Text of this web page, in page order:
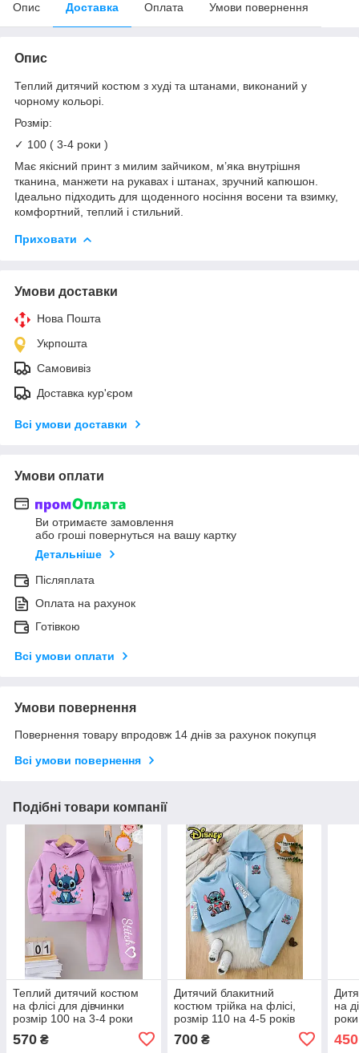
Опис Доставка Оплата Умови повернення
Опис
Теплий дитячий костюм з худі та штанами, виконаний у
чорному кольорі.
Розмір:
✓ 100 ( 3-4 роки )
Має якісний принт з милим зайчиком, м’яка внутрішня
тканина, манжети на рукавах і штанах, зручний капюшон.
Ідеально підходить для щоденного носіння восени та взимку,
комфортний, теплий і стильний.
Приховати
Умови доставки
Нова Пошта
Укрпошта
Самовивіз
Доставка кур'єром
Всі умови доставки
Умови оплати
Ви отримаєте замовлення
або гроші повернуться на вашу картку
Детальніше
Післяплата
Оплата на рахунок
Готівкою
Всі умови оплати
Умови повернення
Повернення товару впродовж 14 днів за рахунок покупця
Всі умови повернення
Подібні товари компанії
Теплий дитячий костюм
на флісі для дівчинки
розмір 100 на 3-4 роки
570 ₴
Дитячий блакитний
костюм трійка на флісі,
розмір 110 на 4-5 років
700₴
на
роки
450